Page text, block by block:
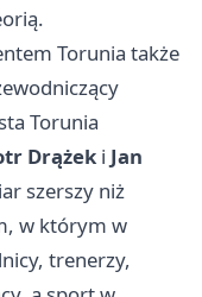
Torunia także
Torunia
Drążek i Jan
szerszy niż
w którym w
trenerzy,